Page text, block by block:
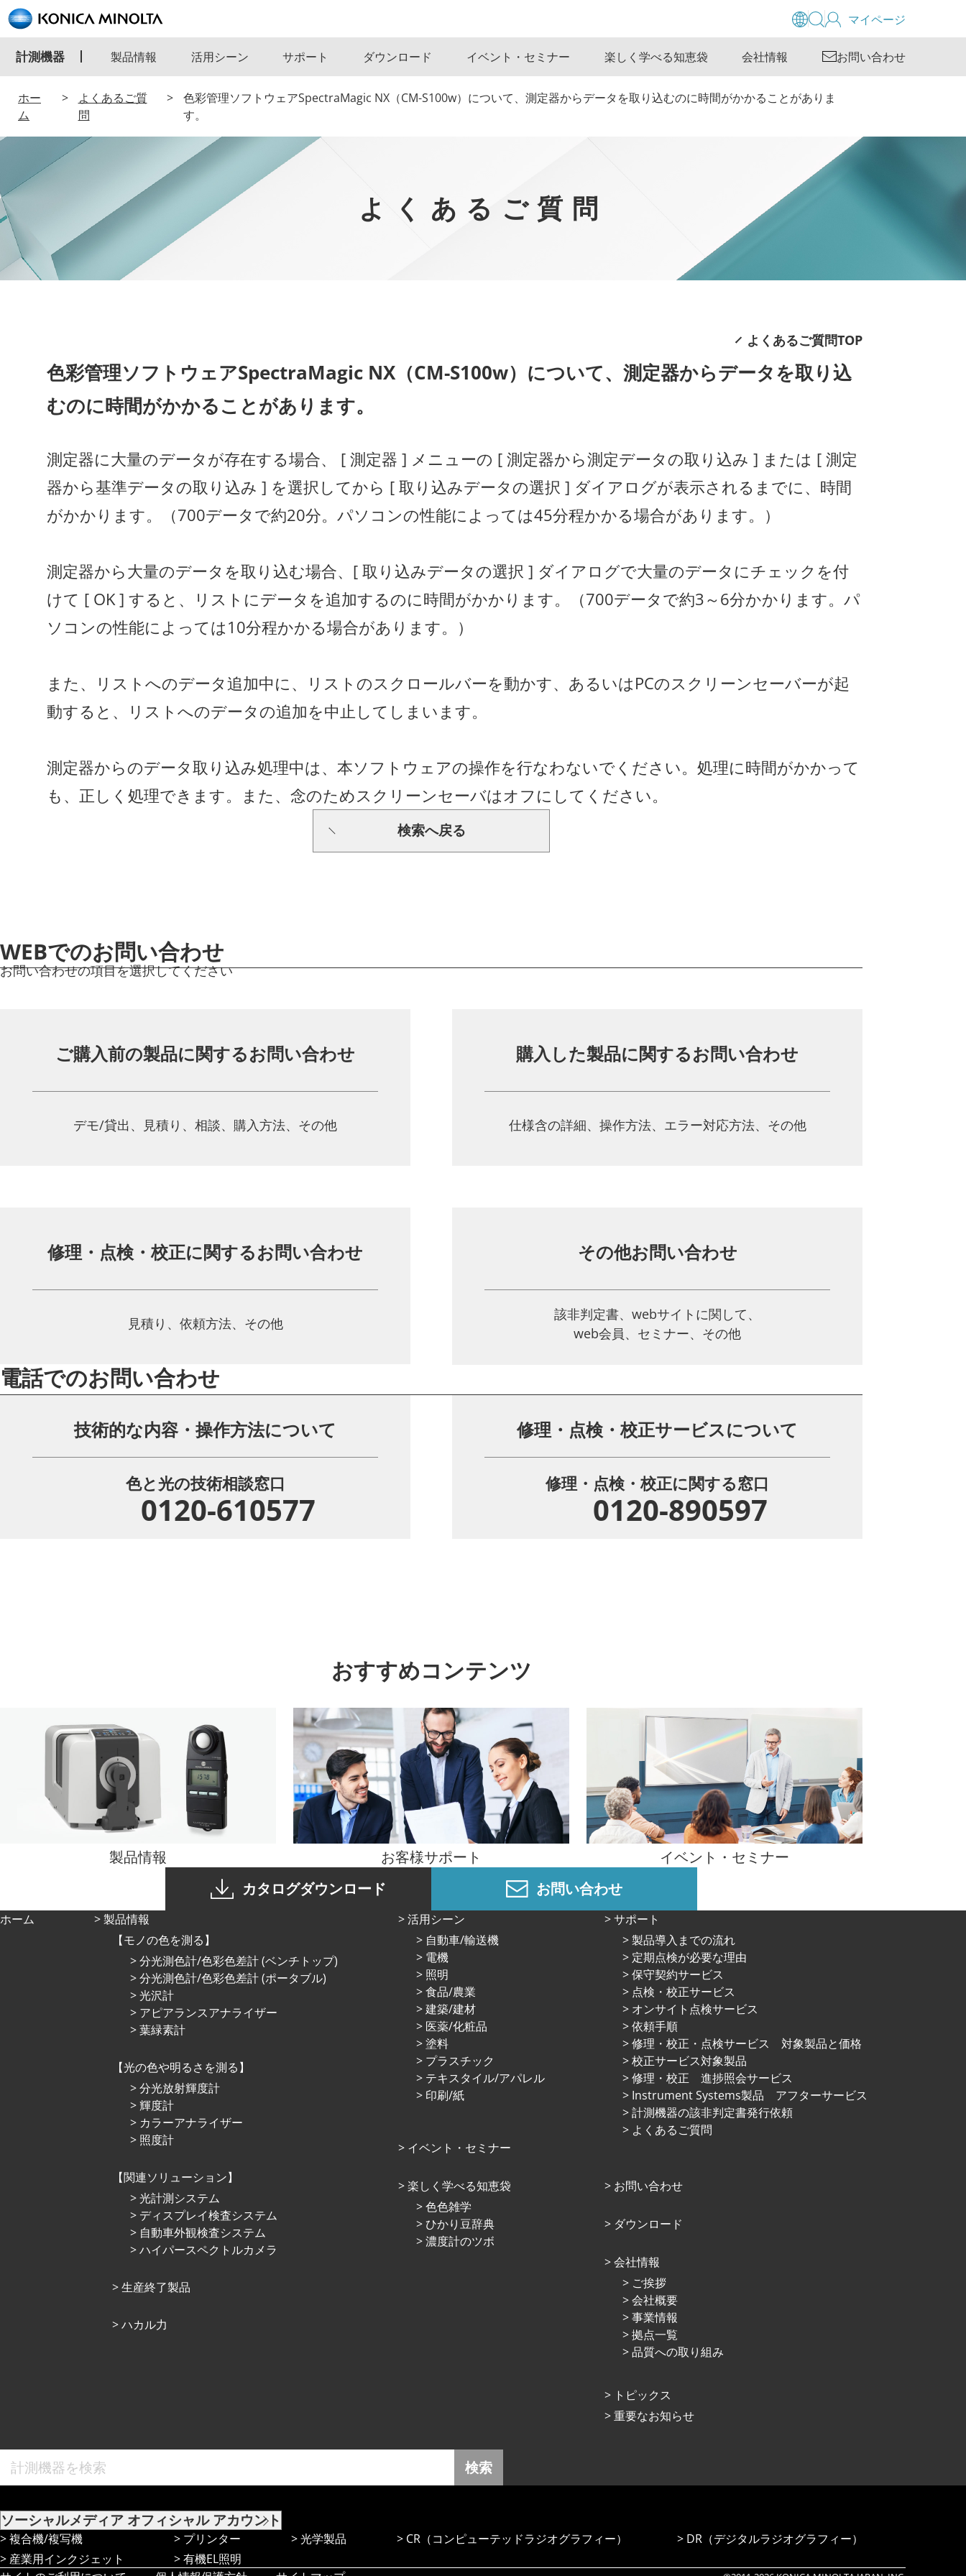
マイページ
計測機器 製品情報 活用シーン サポート ダウンロード イベント・セミナー 楽しく学べる知恵袋 会社情報 お問い合わせ
ホー
ム
よくあるご質
問
色彩管理ソフトウェアSpectraMagic NX（CM-S100w）について、測定器からデータを取り込むのに時間がかかることがありま
す。
よくあるご質問
よくあるご質問TOP
色彩管理ソフトウェアSpectraMagic NX（CM-S100w）について、測定器からデータを取り込
むのに時間がかかることがあります。
測定器に大量のデータが存在する場合、 [ 測定器 ] メニューの [ 測定器から測定データの取り込み ] または [ 測定
器から基準データの取り込み ] を選択してから [ 取り込みデータの選択 ] ダイアログが表示されるまでに、時間
がかかります。（700データで約20分。パソコンの性能によっては45分程かかる場合があります。）
測定器から大量のデータを取り込む場合、[ 取り込みデータの選択 ] ダイアログで大量のデータにチェックを付
けて [ OK ] すると、リストにデータを追加するのに時間がかかります。（700データで約3～6分かかります。パ
ソコンの性能によっては10分程かかる場合があります。）
また、リストへのデータ追加中に、リストのスクロールバーを動かす、あるいはPCのスクリーンセーバーが起
動すると、リストへのデータの追加を中止してしまいます。
測定器からのデータ取り込み処理中は、本ソフトウェアの操作を行なわないでください。処理に時間がかかって
も、正しく処理できます。また、念のためスクリーンセーバはオフにしてください。
検索へ戻る
WEBでのお問い合わせ
お問い合わせの項目を選択してください
ご購入前の製品に関するお問い合わせ
デモ/貸出、見積り、相談、 購入方法、その他
購入した製品に関するお問い合わせ
仕様含の詳細、操作方法、 エラー対応方法、その他
修理・点検・校正に関するお問い合わせ
見積り、依頼方法、その他
その他お問い合わせ
該非判定書、webサイトに関して、
web会員、セミナー、その他
電話でのお問い合わせ
技術的な内容・操作方法について
色と光の技術相談窓口
0120-610577
修理・点検・校正サービスについて
修理・点検・校正に関する窓口
0120-890597
おすすめコンテンツ
製品情報 お客様サポート イベント・ セミナー
カタログダウンロード
お問い合わせ
ホーム
製品情報
モノの色を測る
分光測色計/色彩色差計 (ベンチトップ)
分光測色計/色彩色差計 (ポータブル)
光沢計
アピアランスアナライザー
葉緑素計
光の⾊や明るさを測る
分光放射輝度計
輝度計
カラーアナライザー
照度計
関連ソリューション
光計測システム
ディスプレイ検査システム
自動車外観検査システム
ハイパースペクトルカメラ
⽣産終了製品
ハカル力
活⽤シーン
⾃動⾞/輸送機
電機
照明
⾷品/農業
建築/建材
医薬/化粧品
塗料
プラスチック
テキスタイル/アパレル
印刷/紙
イベント・セミナー
楽しく学べる知恵袋
⾊⾊雑学
ひかり⾖辞典
濃度計のツボ
サポート
製品導入までの流れ
定期点検が必要な理由
保守契約サービス
点検・校正サービス
オンサイト点検サービス
依頼手順
修理・校正・点検サービス 対象製品と価格
校正サービス対象製品
修理・校正 進捗照会サービス
Instrument Systems製品 アフターサービス
計測機器の該非判定書発行依頼
よくあるご質問
お問い合わせ
ダウンロード
会社情報
ご挨拶
会社概要
事業情報
拠点⼀覧
品質への取り組み
トピックス
重要なお知らせ
検索
ソーシャルメディア オフィシャル アカウント
複合機/複写機 プリンター 光学製品 CR（コンピューテッドラジオグラフィー）
DR（デジタルラジオグラフィー）
産業⽤インクジェット
有機EL照明